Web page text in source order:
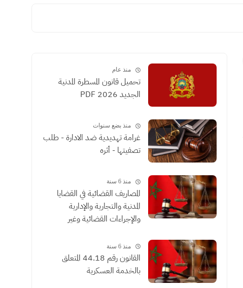
منذ عام
تحميل قانون المسطرة المدنية
الجديد 2026 PDF
منذ بضع سنوات
غرامة تهديدية ضد الادارة - طلب
تصفيتها - أثره
منذ 6 سنة
المصاريف القضائية في القضايا
المدنية والتجارية والإدارية
والإجراءات القضائية وغير
الموثقون
منذ 6 سنة
القانون رقم 44.18 المتعلق
بالخدمة العسكرية